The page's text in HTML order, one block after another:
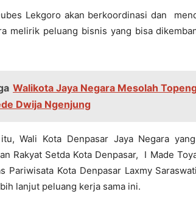
Lekgoro akan berkoordinasi dan
melirik peluang bisnis yang bisa
Walikota Jaya Negara Mesolah
Dwija Ngenjung
Wali Kota Denpasar Jaya Negara
Rakyat Setda Kota Denpasar, I Made
Pariwisata Kota Denpasar Laxmy
lanjut peluang kerja sama ini.